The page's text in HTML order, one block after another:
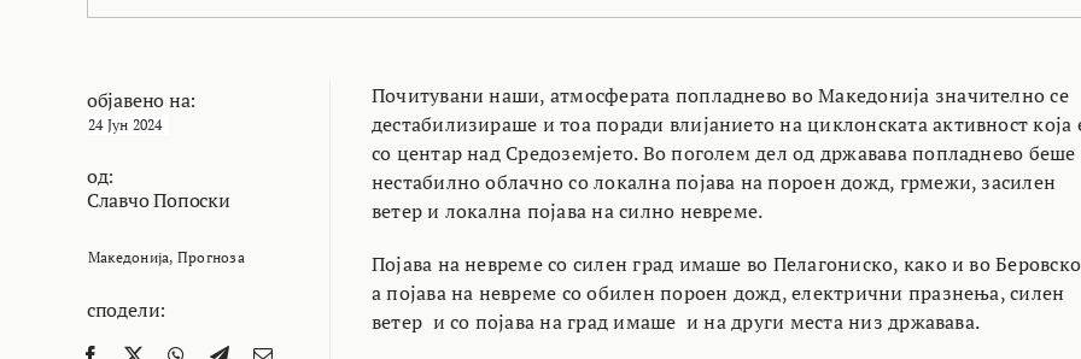
објавено на:
24 Јун 2024
од:
Славчо Попоски
Македонија, Прогноза
сподели:
Почитувани наши, атмосферата попладнево во Македонија значително се
дестабилизираше и тоа поради влијанието на циклонската активност која
со центар над Средоземјето. Во поголем дел од државава попладнево беше
нестабилно облачно со локална појава на пороен дожд, грмежи, засилен
ветер и локална појава на силно невреме.
Појава на невреме со силен град имаше во Пелагониско, како и во
а појава на невреме со обилен пороен дожд, електрични празнења, силен
ветер и со појава на град имаше и на други места низ државава.